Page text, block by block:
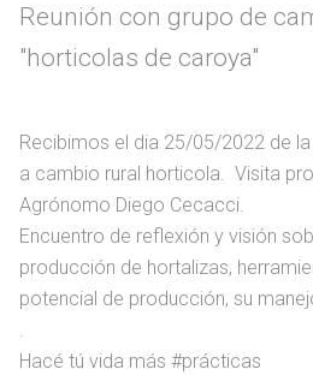
Reunión con grupo de
"horticolas de caroya"
Recibimos el dia 25/05/2022 de
a cambio rural horticola. Visita
Agrónomo Diego Cecacci.
Encuentro de reflexión y visión
producción de hortalizas,
potencial de producción, su
.
Hacé tú vida más #prácticas